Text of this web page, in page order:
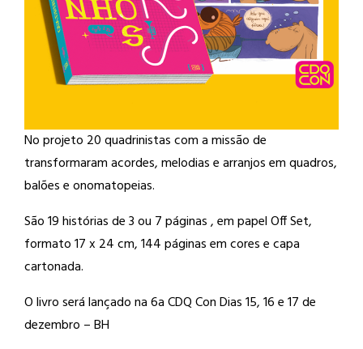
No projeto 20 quadrinistas com a missão de
transformaram acordes, melodias e arranjos em quadros,
balões e onomatopeias.
São 19 histórias de 3 ou 7 páginas , em papel Off Set,
formato 17 x 24 cm, 144 páginas em cores e capa
cartonada.
O livro será lançado na 6a CDQ Con Dias 15, 16 e 17 de
dezembro – BH